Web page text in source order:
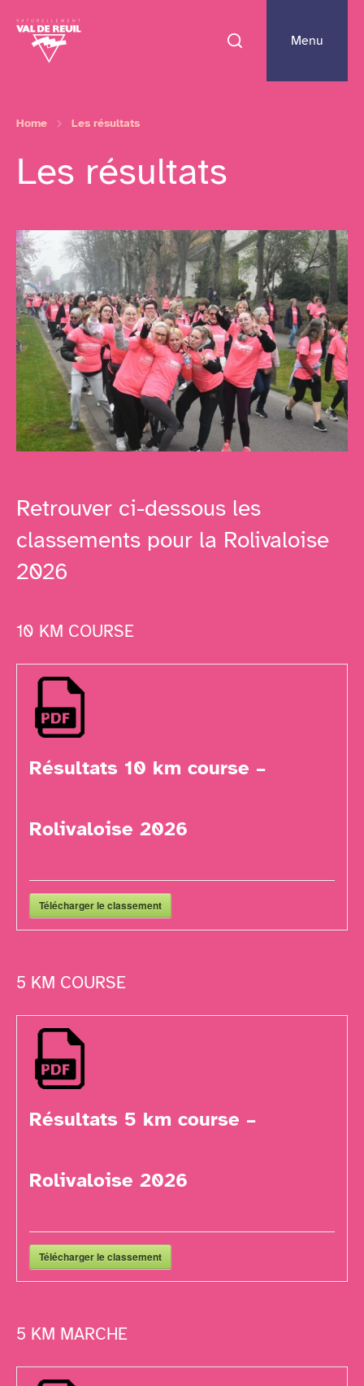
Menu
Home Les résultats
Les résultats
Retrouver ci-dessous les
classements pour la Rolivaloise
2026
10 KM COURSE
Résultats 10 km course –
Rolivaloise 2026
Télécharger le classement
5 KM COURSE
Résultats 5 km course –
Rolivaloise 2026
Télécharger le classement
5 KM MARCHE